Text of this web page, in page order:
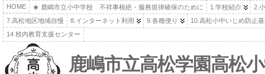
HOME ★ 鹿嶋市立小中学校 不祥事根絶・服務規律確保のために 1.学校紹介
2.
7.高松地区地域自慢
8.インターネット利用 9.各種便り
10.高松小中いじめ防止
14 校内教育支援センター
鹿嶋市立高松学園高松